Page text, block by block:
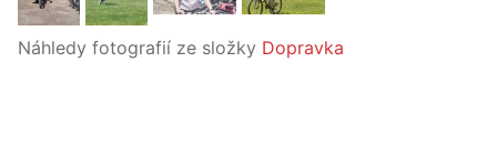
Náhledy fotografií ze složky Dopravka